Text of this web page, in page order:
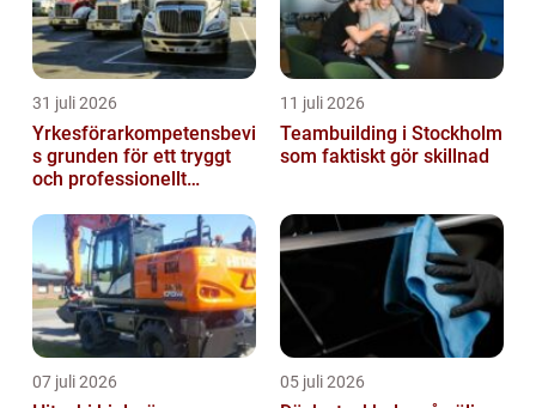
31 juli 2026
Yrkesförarkompetensbevi
s grunden för ett tryggt
och professionellt
11 juli 2026
Teambuilding i Stockholm
som faktiskt gör skillnad
07 juli 2026 05 juli 2026